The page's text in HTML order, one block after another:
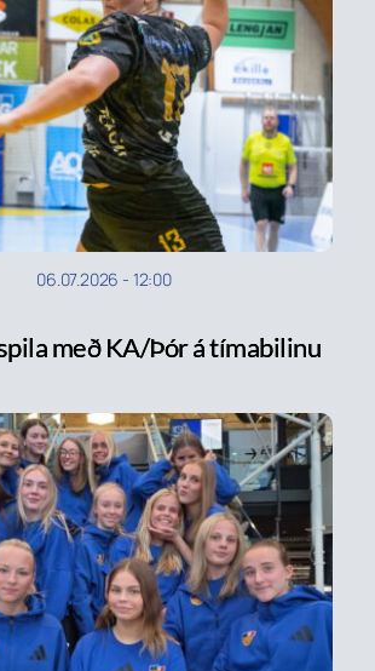
06.07.2026 - 12:00
með KA/Þór á tímabilinu